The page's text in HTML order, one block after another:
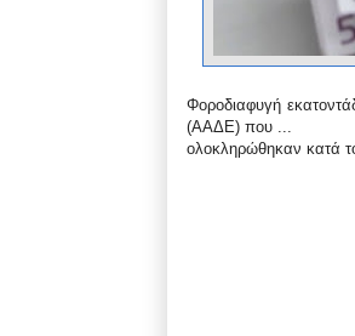
Φοροδιαφυγή
(ΑΑΔΕ) που ...
ολοκληρώθηκαν κατά